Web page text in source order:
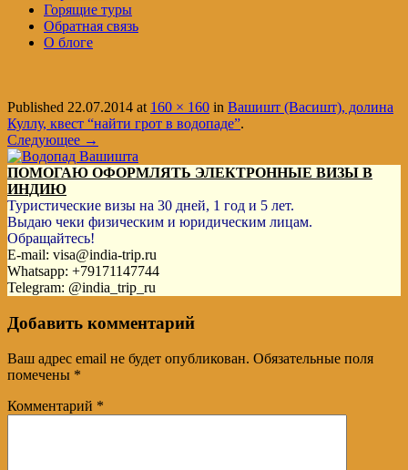
Горящие туры
Обратная связь
О блоге
Published 22.07.2014 at 160 × 160 in Вашишт (Васишт), долина
Куллу, квест “найти грот в водопаде”.
Следующее →
ПОМОГАЮ ОФОРМЛЯТЬ ЭЛЕКТРОННЫЕ ВИЗЫ В
ИНДИЮ
Туристические визы на 30 дней, 1 год и 5 лет.
Выдаю чеки физическим и юридическим лицам.
Обращайтесь!
E-mail: visa@india-trip.ru
Whatsapp: +79171147744
Telegram: @india_trip_ru
Добавить комментарий
Ваш адрес email не будет опубликован. Обязательные поля
помечены *
Комментарий *